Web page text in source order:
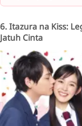
6. Itazura na Kiss:
Jatuh Cinta